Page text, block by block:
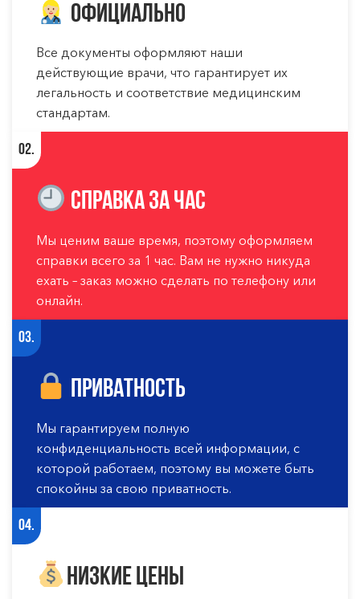
Официально
Все документы оформляют наши
действующие врачи, что гарантирует их
легальность и соответствие медицинским
стандартам.
02.
Справка за час
Мы ценим ваше время, поэтому оформляем
справки всего за 1 час. Вам не нужно никуда
ехать – заказ можно сделать по телефону или
онлайн.
03.
Приватность
Мы гарантируем полную
конфиденциальность всей информации, с
которой работаем, поэтому вы можете быть
спокойны за свою приватность.
04.
Низкие цены